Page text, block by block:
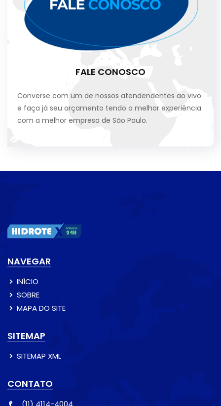
FALE CONOSCO
Converse com um de nossos atendendentes ao vivo
e faça já seu orçamento tendo a melhor experiência
com a melhor empresa de São Paulo.
NAVEGAR
INÍCIO
SOBRE
MAPA DO SITE
SITEMAP
SITEMAP XML
CONTATO
(11) 4114-4004